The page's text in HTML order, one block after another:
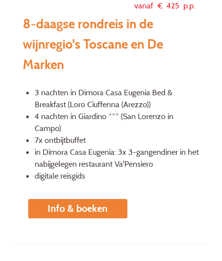
vanaf € 425 p.p.
8-daagse rondreis in de
wijnregio's Toscane en De
Marken
3 nachten in Dimora Casa Eugenia Bed &
Breakfast (Loro Ciuffenna (Arezzo))
4 nachten in Giardino *** (San Lorenzo in
Campo)
7x ontbijtbuffet
in Dimora Casa Eugenia: 3x 3-gangendiner in het
nabijgelegen restau­rant Va'Pensiero
digitale reisgids
Info & boeken